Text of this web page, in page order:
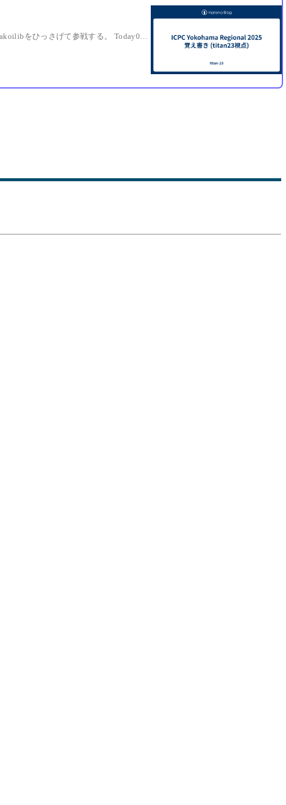
ICPC Yokohama Regional 2025 に参加したので雑な覚え書きを投稿します。 チーム紹介 チーム名は Akai_Koibito。フルカラー30ページのakakoilibをひっさげて参戦する。 Today03: 青色で諸所に強い。去年Yokohama Regionalに出場していた。Highest が黄。M1。 tardigrade: 水色だが諸所に強い。Yokohama Regional経験が豊富。B4。 titan23: 筆者。青色の中では弱い方。M1。ラストイヤーで Yokohama Regional には初参加。 nmy: M2。チームのコーチを担当していただく。台湾…